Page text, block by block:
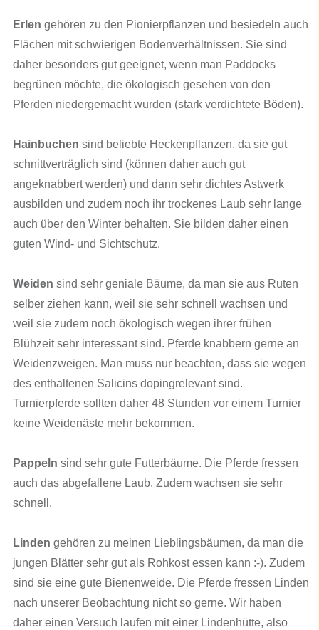
Erlen gehören zu den Pionierpflanzen und besiedeln auch
Flächen mit schwierigen Bodenverhältnissen. Sie sind
daher besonders gut geeignet, wenn man Paddocks
begrünen möchte, die ökologisch gesehen von den
Pferden niedergemacht wurden (stark verdichtete Böden).
Hainbuchen sind beliebte Heckenpflanzen, da sie gut
schnittverträglich sind (können daher auch gut
angeknabbert werden) und dann sehr dichtes Astwerk
ausbilden und zudem noch ihr trockenes Laub sehr lange
auch über den Winter behalten. Sie bilden daher einen
guten Wind- und Sichtschutz.
Weiden sind sehr geniale Bäume, da man sie aus Ruten
selber ziehen kann, weil sie sehr schnell wachsen und
weil sie zudem noch ökologisch wegen ihrer frühen
Blühzeit sehr interessant sind. Pferde knabbern gerne an
Weidenzweigen. Man muss nur beachten, dass sie wegen
des enthaltenen Salicins dopingrelevant sind.
Turnierpferde sollten daher 48 Stunden vor einem Turnier
keine Weidenäste mehr bekommen.
Pappeln sind sehr gute Futterbäume. Die Pferde fressen
auch das abgefallene Laub. Zudem wachsen sie sehr
schnell.
Linden gehören zu meinen Lieblingsbäumen, da man die
jungen Blätter sehr gut als Rohkost essen kann :-). Zudem
sind sie eine gute Bienenweide. Die Pferde fressen Linden
nach unserer Beobachtung nicht so gerne. Wir haben
daher einen Versuch laufen mit einer Lindenhütte, also